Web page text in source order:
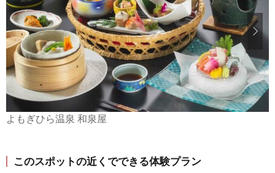
よもぎひら温泉 和泉屋
このスポットの近くでできる体験プラン